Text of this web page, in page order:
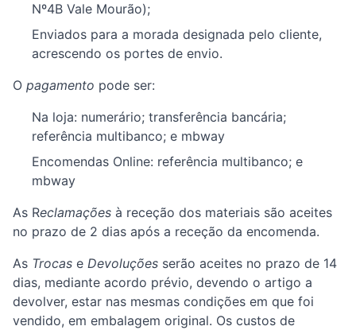
Nº4B Vale Mourão);
Enviados para a morada designada pelo cliente,
acrescendo os portes de envio.
O pagamento pode ser:
Na loja: numerário; transferência bancária;
referência multibanco; e mbway
Encomendas Online: referência multibanco; e
mbway
As Reclamações à receção dos materiais são aceites
no prazo de 2 dias após a receção da encomenda.
As Trocas e Devoluções serão aceites no prazo de 14
dias, mediante acordo prévio, devendo o artigo a
devolver, estar nas mesmas condições em que foi
vendido, em embalagem original. Os custos de